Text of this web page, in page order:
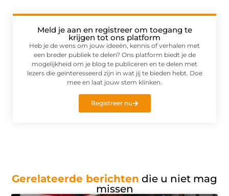
Meld je aan en registreer om toegang te
krijgen tot ons platform
Heb je de wens om jouw ideeën, kennis of verhalen met
een breder publiek te delen? Ons platform biedt je de
mogelijkheid om je blog te publiceren en te delen met
lezers die geïnteresseerd zijn in wat jij te bieden hebt. Doe
mee en laat jouw stem klinken.
Registreer nu
Gerelateerde berichten die u niet mag
missen